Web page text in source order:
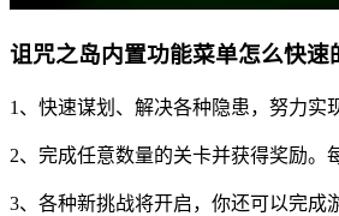
诅咒之岛内置功能菜单怎么快速
1、快速谋划、解决各种隐患，努力实
2、完成任意数量的关卡并获得奖励。
3、各种新挑战将开启，你还可以完成